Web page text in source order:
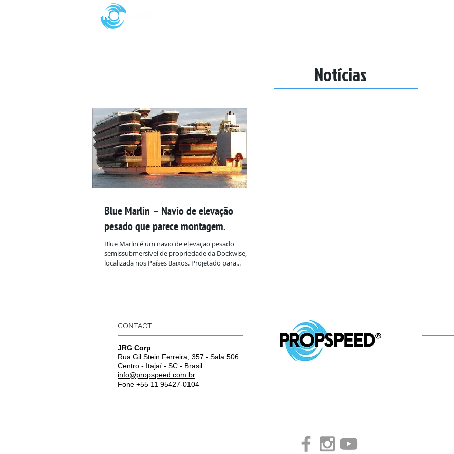
Notícias
Blue Marlin – Navio de elevação
pesado que parece montagem.
Blue Marlin é um navio de elevação pesado
semissubmersível de propriedade da Dockwise,
localizada nos Países Baixos. Projetado para...
CONTACT
JRG Corp
Rua Gil Stein Ferreira, 357 - Sala 506
Centro - Itajaí - SC - Brasil
info@propspeed.com.br
Fone +55 11 95427-0104